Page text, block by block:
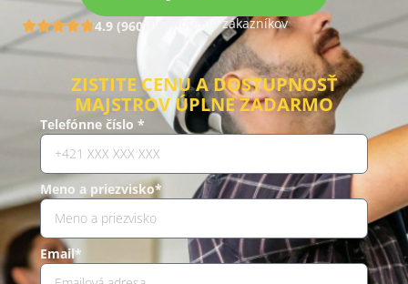
4.9 (960) Hodnotenia zákazníkov
ZISTITE CENU A DOSTUPNOSŤ
MAJSTROV ÚPLNE ZADARMO
Telefónne číslo *
Meno a priezvisko*
Email*